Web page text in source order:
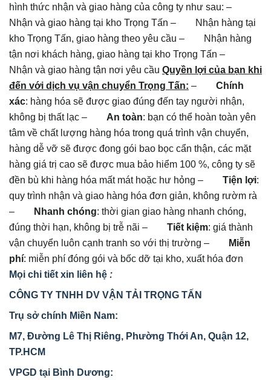
hình thức nhận và giao hàng của công ty như sau: –
Nhận và giao hàng tại kho Trọng Tấn – Nhận hàng tại
kho Trọng Tấn, giao hàng theo yêu cầu – Nhận hàng
tận nơi khách hàng, giao hàng tại kho Trọng Tấn –
Nhận và giao hàng tận nơi yêu cầu Quyền lợi của bạn khi
đến với dịch vụ vận chuyển Trọng Tấn: – Chính
xác: hàng hóa sẽ được giao đúng đến tay người nhận,
không bị thất lạc – An toàn: bạn có thể hoàn toàn yên
tâm về chất lượng hàng hóa trong quá trình vận chuyển,
hàng dễ vỡ sẽ được đong gói bao bọc cẩn thận, các mặt
hàng giá trị cao sẽ được mua bảo hiểm 100 %, công ty sẽ
đền bù khi hàng hóa mất mát hoặc hư hỏng – Tiện lợi:
quy trình nhận và giao hàng hóa đơn giản, không rườm rà
– Nhanh chóng: thời gian giao hàng nhanh chóng,
đúng thời hạn, không bị trễ nãi – Tiết kiệm: giá thành
vận chuyển luôn cạnh tranh so với thị trường – Miễn
phí: miễn phí đóng gói và bốc dỡ tại kho, xuất hóa đơn
Mọi chi tiết xin liên hệ :
CÔNG TY TNHH DV VẬN TẢI TRỌNG TẤN
Trụ sở chính Miền Nam:
M7, Đường Lê Thị Riêng, Phường Thới An, Quận 12,
TP.HCM
VPGD tại Bình Dương: